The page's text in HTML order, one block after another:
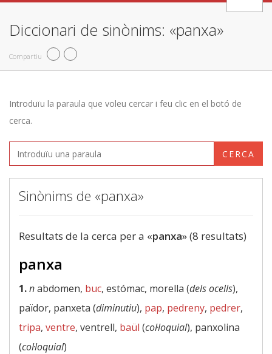
Diccionari de sinònims: «panxa»
Compartiu
Introduïu la paraula que voleu cercar i feu clic en el botó de
cerca.
CERCA
Sinònims de «panxa»
Resultats de la cerca per a «panxa» (8 resultats)
panxa
1.nabdomen, buc, estómac, morella (dels ocells),
païdor, panxeta (diminutiu), pap, pedreny, pedrer,
tripa, ventre, ventrell, baül (col·loquial), panxolina
(col·loquial)